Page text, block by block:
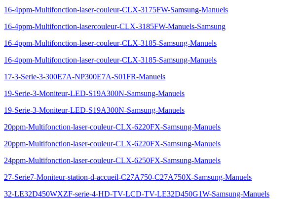
16-4ppm-Multifonction-laser-couleur-CLX-3175FW-Samsung-Manuels
16-4ppm-Multifonction-lasercouleur-CLX-3185FW-Manuels-Samsung
16-4ppm-Multifonction-laser-couleur-CLX-3185-Samsung-Manuels
16-4ppm-Multifonction-laser-couleur-CLX-3185-Samsung-Manuels
17-3-Serie-3-300E7A-NP300E7A-S01FR-Manuels
19-Serie-3-Moniteur-LED-S19A300N-Samsung-Manuels
19-Serie-3-Moniteur-LED-S19A300N-Samsung-Manuels
20ppm-Multifonction-laser-couleur-CLX-6220FX-Samsung-Manuels
20ppm-Multifonction-laser-couleur-CLX-6220FX-Samsung-Manuels
24ppm-Multifonction-laser-couleur-CLX-6250FX-Samsung-Manuels
27-Serie7-Moniteur-station-d-accueil-C27A750-C27A750X-Samsung-Manuels
32-LE32D450WXZF-serie-4-HD-TV-LCD-TV-LE32D450G1W-Samsung-Manuels